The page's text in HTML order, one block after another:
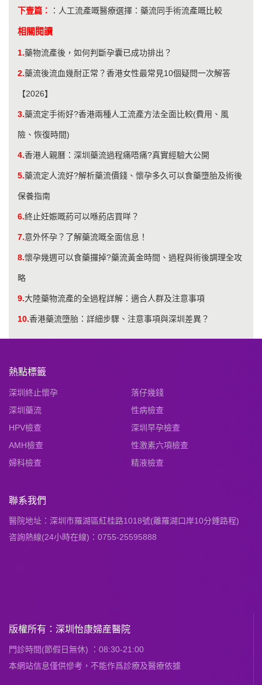
下壹篇：
： 人工流產嘅醫療選擇：藥流同手術流產嘅比較
相關閱讀
1.​藥物流產後，如何判斷孕囊已成功排出？
2.藥流後流血幾耐正常？香港女性最常見10個疑問一次解答
【2026】
3.藥流定手術好?香港兩種人工流產方法全面比較(費用、風
險、恢復時間)
4.香港人親曆：深圳藥流過程痛唔痛?真實經驗大公開
5.藥流定人流好?解析藥流價錢、懷孕多久可以食藥墮胎及術後
保養指南
6.終止妊娠嘅葯可以喺葯店買咩？
7.意外怀孕？了解藥流嘅全面信息！
8.懷孕幾週可以食藥攞掉?藥流黃金時間、過程與術後調理全攻
略
9.大陸藥物流產的全過程詳解：適合人群及注意事項
10.香港藥流墮胎：詳細步驟、注意事項與深圳差異？
熱點標籤
深圳終止懷孕
落仔幾錢
深圳藥流
性病檢查
HPV檢查
深圳早孕檢查
AMH檢查
性激素六項檢查
婦科檢查
精液檢查
聯系我們
醫院地址：深圳市羅湖區紅桂路1018號(離羅湖口岸10分鍾路程)
咨詢熱線(24小時在線)：0755-25595888
版權所有：深圳怡康婦産醫院
門診時間(節假日無休) ：08:30-21:00
本網站信息僅供慘考，不能作爲診療及醫療依據